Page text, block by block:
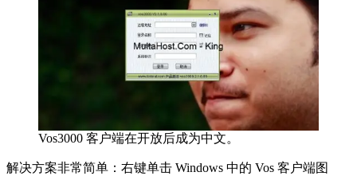
Vos3000 客户端在开放后成为中文。
解决方案非常简单：右键单击 Windows 中的 Vos 客户端图